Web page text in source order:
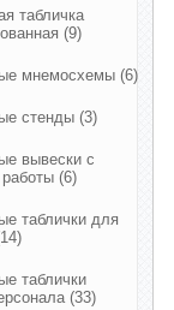
табличка
(9)
мнемосхемы (6)
стенды (3)
вывески с
(6)
таблички для
таблички
(33)